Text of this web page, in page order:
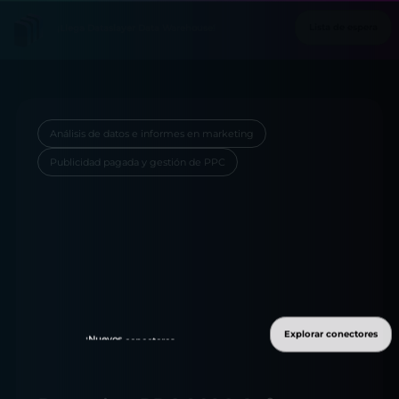
¡Nuevos Explorar conectores
Análisis de datos e informes en marketing
Publicidad pagada y gestión de PPC